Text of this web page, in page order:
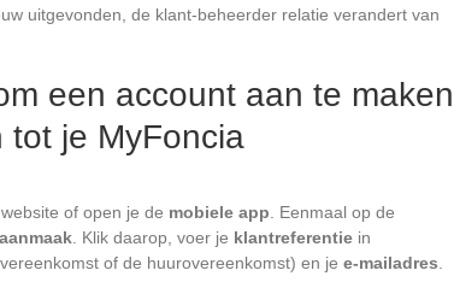
uitgevonden, de klant-beheerder relatie verandert van
een account aan te maken
tot je MyFoncia
of open je de mobiele app . Eenmaal op de
. Klik daarop, voer je klantreferentie in
of de huurovereenkomst) en je e-mailadres